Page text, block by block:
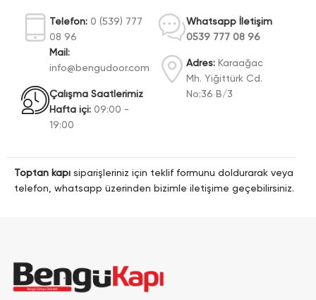
Telefon: 0 (539) 777
08 96
Mail:
info@bengudoor.com
Çalışma Saatlerimiz
Hafta içi: 09:00 -
19:00
Whatsapp İletişim
0539 777 08 96
Adres: Karaağac
Mh. Yiğittürk Cd.
No:36 B/3
Toptan kapı siparişleriniz için teklif formunu doldurarak veya
telefon, whatsapp üzerinden bizimle iletişime geçebilirsiniz.